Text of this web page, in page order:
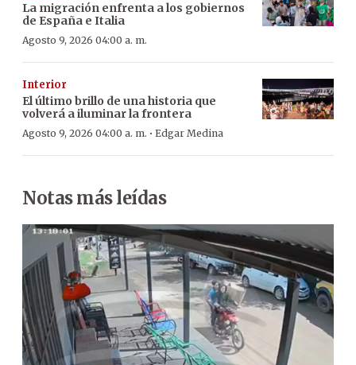
La migración enfrenta a los gobiernos
de España e Italia
Agosto 9, 2026 04:00 a. m.
Interior
El último brillo de una historia que
volverá a iluminar la frontera
Agosto 9, 2026 04:00 a. m. · Edgar Medina
Notas más leídas